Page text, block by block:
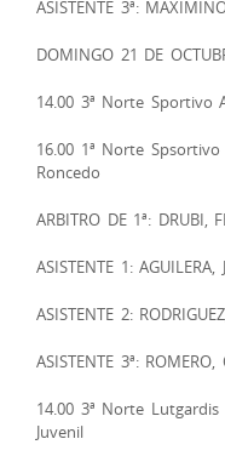
ASISTENTE 3ª:
DOMINGO 21 DE
14.00 3ª Norte Sportivo
16.00 1ª Norte
Roncedo
ARBITRO DE 1ª: DRUBI,
ASISTENTE 1: AGUILERA,
ASISTENTE 2:
ASISTENTE 3ª: ROMERO,
14.00 3ª Norte
Juvenil